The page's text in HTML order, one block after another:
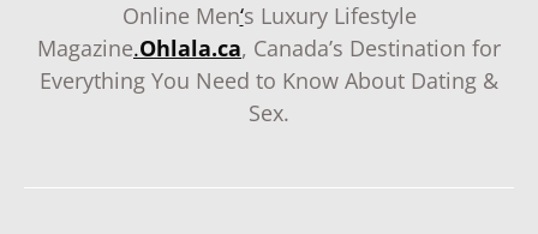
Online Men‘s Luxury Lifestyle
Magazine.Ohlala.ca, Canada’s Destination for
Everything You Need to Know About Dating &
Sex.